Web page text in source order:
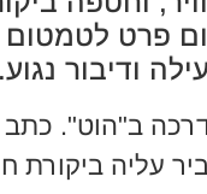
פרט
ודיבור
ב"הוט".
עליה